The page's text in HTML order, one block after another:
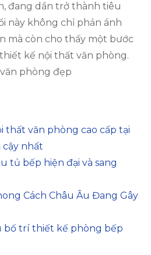
đang dần trở thành tiêu
này không chỉ phản ánh
mà còn cho thấy một bước
kế nội thất văn phòng.
phòng đẹp
thất văn phòng cao cấp tại
cậy nhất
tủ bếp hiện đại và sang
Cách Châu Âu Đang Gây
bố trí thiết kế phòng bếp